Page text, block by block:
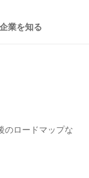
企業を知る
のロードマップな